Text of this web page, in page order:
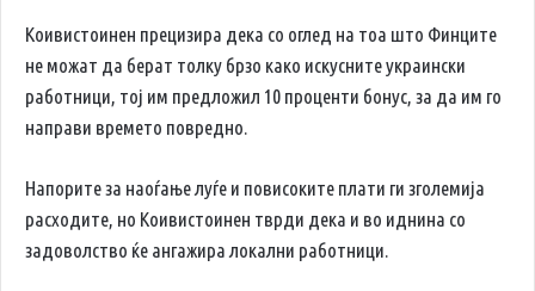
Коивистоинен прецизира дека со оглед на тоа што Финците
не можат да берат толку брзо како искусните украински
работници, тој им предложил 10 проценти бонус, за да им го
направи времето повредно.
Напорите за наоѓање луѓе и повисоките плати ги зголемија
расходите, но Коивистоинен тврди дека и во иднина со
задоволство ќе ангажира локални работници.